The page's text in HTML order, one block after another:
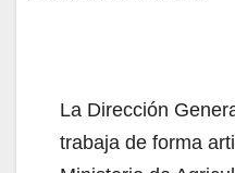
La Dirección
trabaja de forma